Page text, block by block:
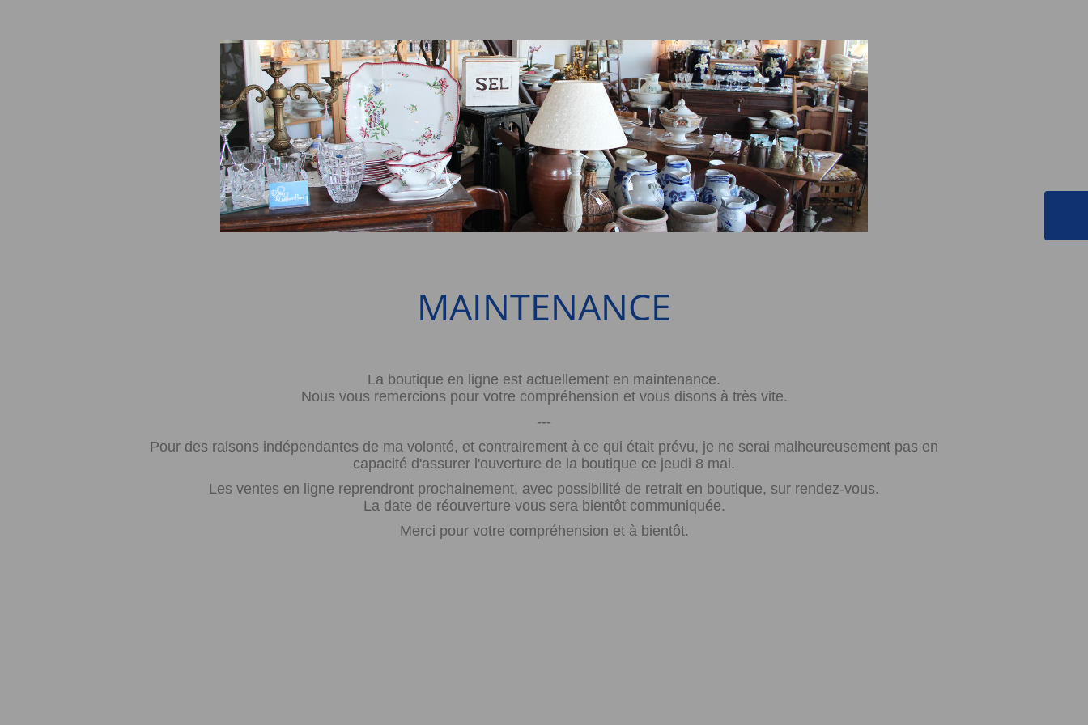
MAINTENANCE
La boutique en ligne est actuellement en maintenance.
Nous vous remercions pour votre compréhension et vous disons à très vite.
---
Pour des raisons indépendantes de ma volonté, et contrairement à ce qui était prévu, je ne serai malheureusement pas en
capacité d'assurer l'ouverture de la boutique ce jeudi 8 mai.
Les ventes en ligne reprendront prochainement, avec possibilité de retrait en boutique, sur rendez-vous.
La date de réouverture vous sera bientôt communiquée.
Merci pour votre compréhension et à bientôt.